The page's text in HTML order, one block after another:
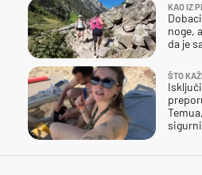
KAO IZ
noge,
da je
ŠTO